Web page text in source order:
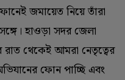
জমায়েত নিয়ে তাঁরা
হাওড়া সদর জেলা
রাত থেকেই আমরা নেতৃত্বের
ফোন পাচ্ছি এবং